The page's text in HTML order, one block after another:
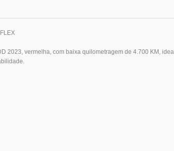
2023, vermelha, com baixa quilometragem de 4.700 KM,